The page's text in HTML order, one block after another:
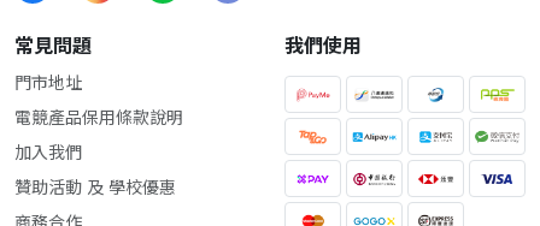
常見問題
門市地址
電競產品保用條款說明
加入我們
贊助活動 及 學校優惠
我們使用